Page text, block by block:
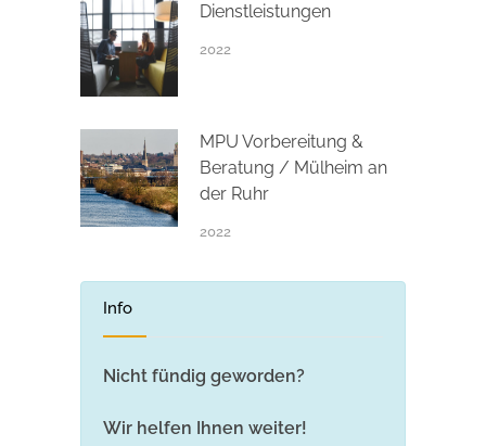
Dienstleistungen
2022
MPU Vorbereitung &
Beratung / Mülheim an
der Ruhr
2022
Info
Nicht fündig geworden?
Wir helfen Ihnen weiter!